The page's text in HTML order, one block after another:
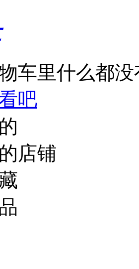
车里什么都没
吧
店铺